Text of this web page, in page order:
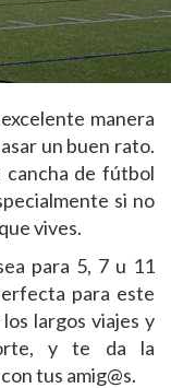
manera
un buen rato.
cancha de fútbol
si no
vives.
para 5, 7 u 11
para este
largos viajes y
y te da la
tus amig@s.